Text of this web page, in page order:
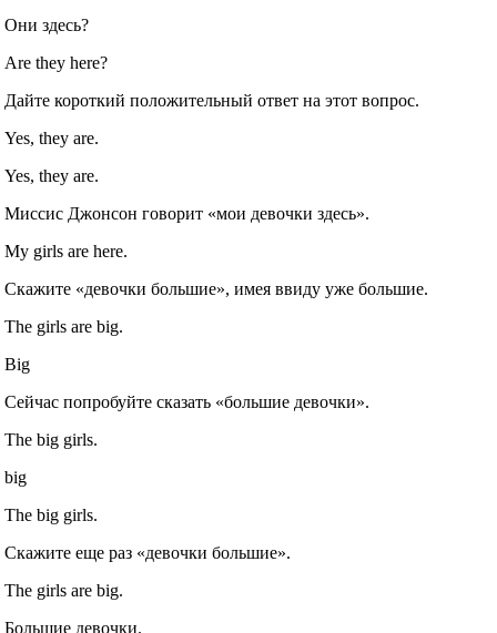
Они здесь?
Are they here?
Дайте короткий положительный ответ на этот вопрос.
Yes, they are.
Yes, they are.
Миссис Джонсон говорит «мои девочки здесь».
My girls are here.
Скажите «девочки большие», имея ввиду уже большие.
The girls are big.
Big
Сейчас попробуйте сказать «большие девочки».
The big girls.
big
The big girls.
Скажите еще раз «девочки большие».
The girls are big.
Большие девочки.